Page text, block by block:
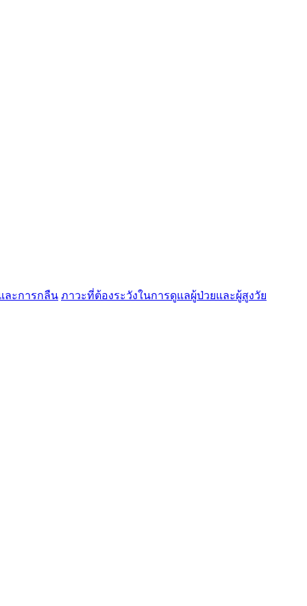
ละการกลืน ภาวะที่ต้องระวังในการดูแลผู้ป่วยและผู้สูงวัย